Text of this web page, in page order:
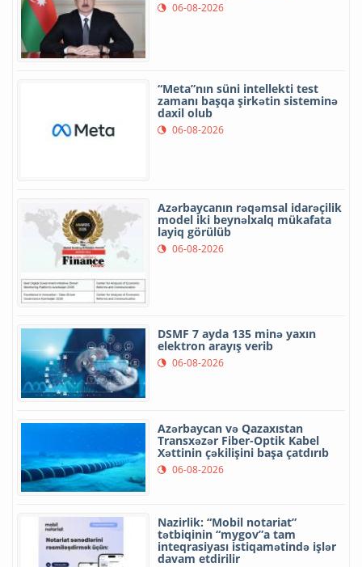
06-08-2026
“Meta”nın süni intellekti test
zamanı başqa şirkətin sisteminə
daxil olub
06-08-2026
Azərbaycanın rəqəmsal idarəçilik
model iki beynəlxalq mükafata
layiq görülüb
06-08-2026
DSMF 7 ayda 135 minə yaxın
elektron arayış verib
06-08-2026
Azərbaycan və Qazaxıstan
Transxəzər Fiber-Optik Kabel
Xəttinin çəkilişini başa çatdırıb
06-08-2026
Nazirlik: “Mobil notariat”
tətbiqinin “mygov”a tam
inteqrasiyası istiqamətində işlər
davam etdirilir